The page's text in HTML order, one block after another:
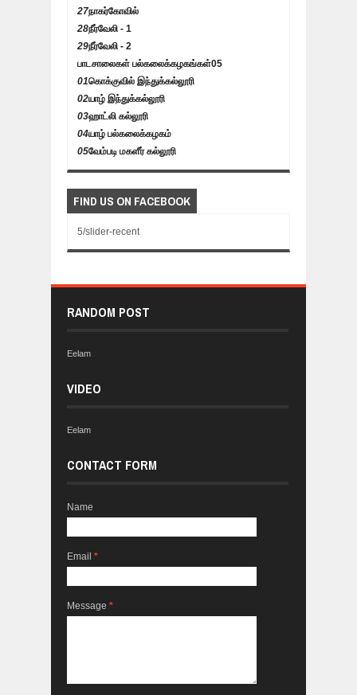
27நாகர்கோவில்
28நீர்வேலி - 1
29நீர்வேலி - 2
பாடசாலைகள் பல்கலைக்கழகங்கள்05
01கொக்குவில் இந்துக்கல்லூரி
02யாழ் இந்துக்கல்லூரி
03ஹாட்லி கல்லூரி
04யாழ் பல்கலைக்கழகம்
05வேம்படி மகளீர் கல்லூரி
FIND US ON FACEBOOK
5/slider-recent
RANDOM POST
Eelam
VIDEO
Eelam
CONTACT FORM
Name
Email *
Message *